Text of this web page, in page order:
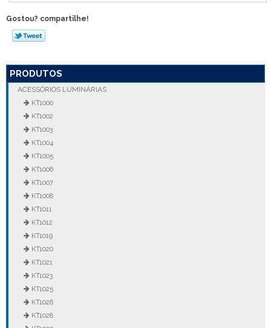
Gostou? compartilhe!
PRODUTOS
ACESSÓRIOS LUMINÁRIAS
KT1000
KT1002
KT1003
KT1004
KT1005
KT1006
KT1007
KT1008
KT1011
KT1012
KT1019
KT1020
KT1021
KT1023
KT1025
KT1026
KT1028